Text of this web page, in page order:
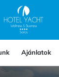
Ajánlatok